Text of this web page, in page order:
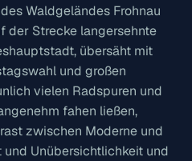
Waldgeländes Frohnau
der Strecke langersehnte
übersäht mit
und großen
vielen Radspuren und
fahen ließen,
zwischen Moderne und
Unübersichtlichkeit und